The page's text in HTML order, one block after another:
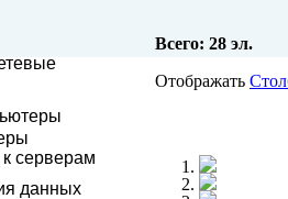
серверам
данных
Всего: 28 эл.
Отображать